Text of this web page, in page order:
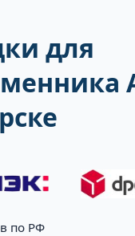
для
по РФ